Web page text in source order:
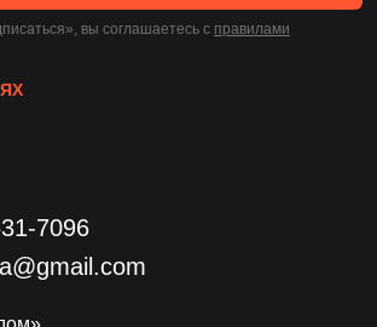
вы соглашаетесь c правилами
7096